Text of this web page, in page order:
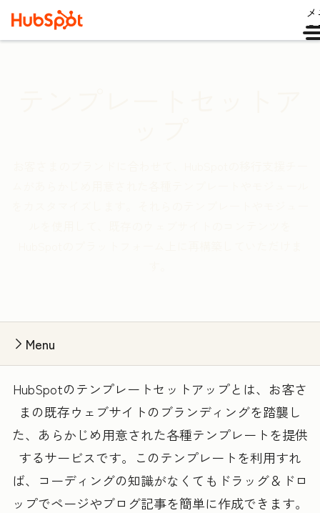
Menu
HubSpotのテンプレートセットアップとは、お客さ
まの既存ウェブサイトのブランディングを踏襲し
た、あらかじめ用意された各種テンプレートを提供
するサービスです。このテンプレートを利用すれ
ば、コーディングの知識がなくてもドラッグ＆ドロ
ップでページやブログ記事を簡単に作成できます。